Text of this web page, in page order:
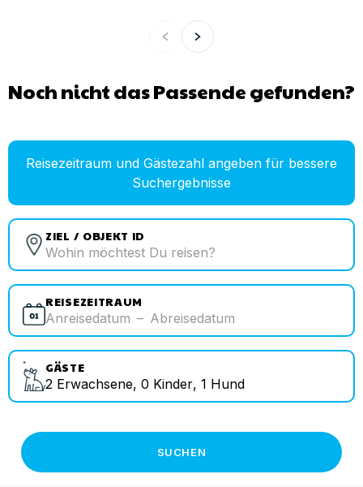
Noch nicht das Passende gefunden?
Reisezeitraum und Gästezahl angeben für bessere
Suchergebnisse
ZIEL / OBJEKT ID
REISEZEITRAUM
Anreisedatum – Abreisedatum
GÄSTE
2 Erwachsene, 0 Kinder, 1 Hund
SUCHEN